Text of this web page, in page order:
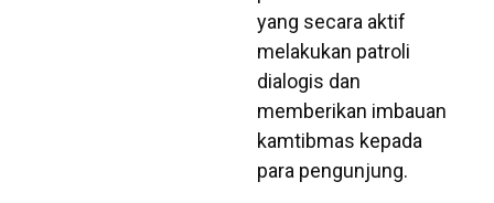
yang secara aktif
melakukan patroli
dialogis dan
memberikan imbauan
kamtibmas kepada
para pengunjung.